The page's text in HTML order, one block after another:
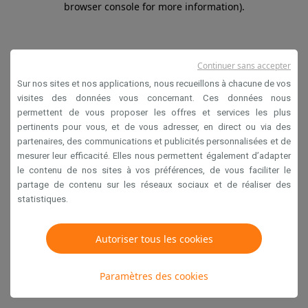
browser console for more information).
Sur nos sites et nos applications, nous recueillons à chacune de vos
visites des données vous concernant. Ces données nous
permettent de vous proposer les offres et services les plus
pertinents pour vous, et de vous adresser, en direct ou via des
partenaires, des communications et publicités personnalisées et de
mesurer leur efficacité. Elles nous permettent également d’adapter
le contenu de nos sites à vos préférences, de vous faciliter le
partage de contenu sur les réseaux sociaux et de réaliser des
statistiques.
Autoriser tous les cookies
Paramètres des cookies
Continuer sans accepter